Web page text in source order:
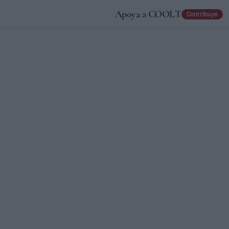
Apoya a COOLT Contribuye